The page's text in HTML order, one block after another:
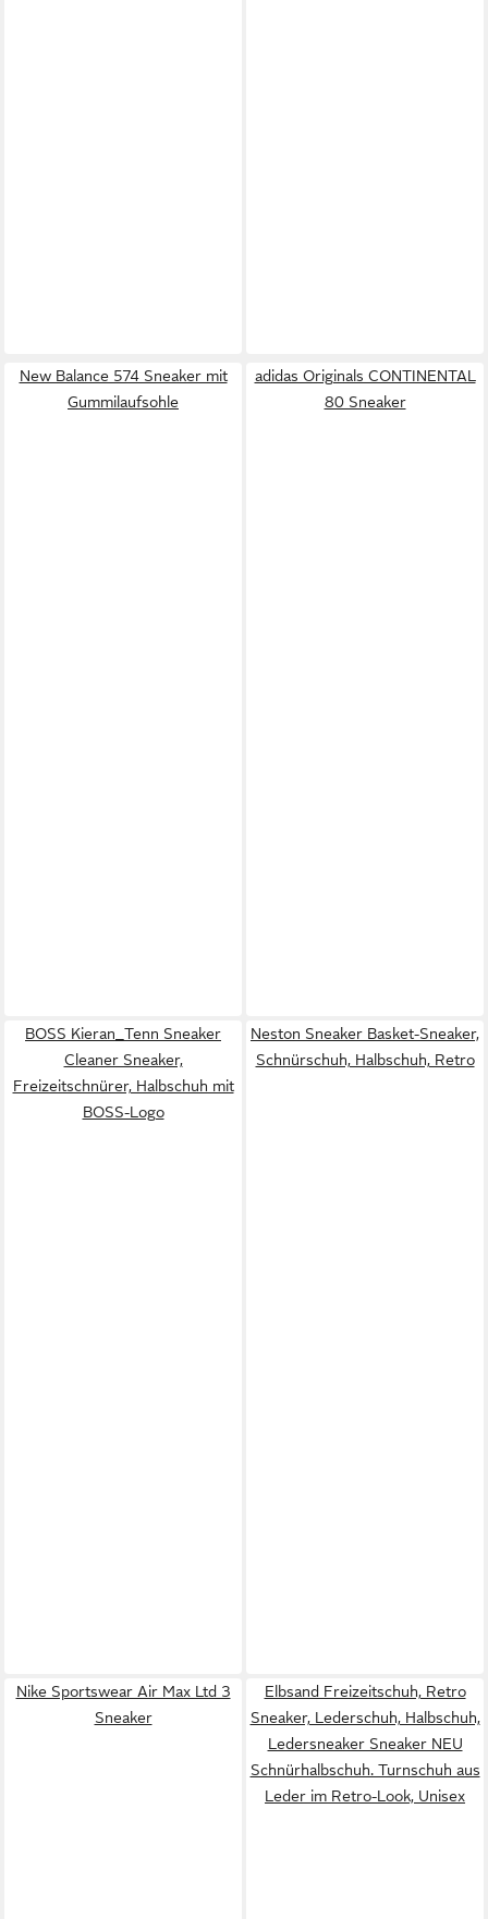
New Balance 574 Sneaker mit
Gummilaufsohle
adidas Originals CONTINENTAL
80 Sneaker
BOSS Kieran_Tenn Sneaker
Cleaner Sneaker,
Freizeitschnürer, Halbschuh mit
BOSS-Logo
Neston Sneaker Basket-Sneaker,
Schnürschuh, Halbschuh, Retro
Nike Sportswear Air Max Ltd 3
Sneaker
Elbsand Freizeitschuh, Retro
Sneaker, Lederschuh, Halbschuh,
Ledersneaker Sneaker NEU
Schnürhalbschuh. Turnschuh aus
Leder im Retro-Look, Unisex